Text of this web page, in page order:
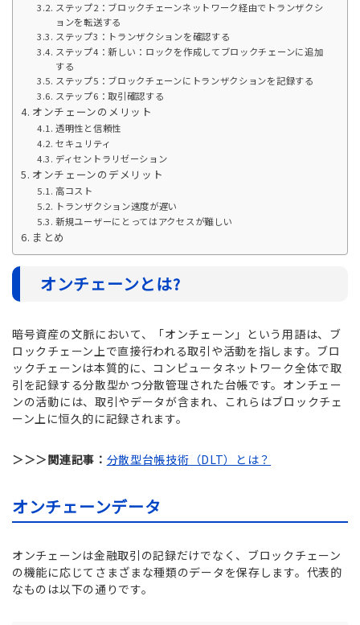
ステップ2：ブロックチェーンネットワーク経由でトランザクシ
ョンを転送する
ステップ3：トランザクションを確認する
ステップ4：新しい：ロックを作成してブロックチェーンに追加
する
ステップ5：ブロックチェーンにトランザクションを記録する
ステップ6：取引確認する
オンチェーンのメリット
透明性と信頼性
セキュリティ
ディセントラリゼーション
オンチェーンのデメリット
高コスト
トランザクション速度が遅い
新規ユーザーにとってはアクセスが難しい
まとめ
オンチェーンとは?
暗号資産の文脈において、「オンチェーン」という用語は、ブ
ロックチェーン上で直接行われる取引や活動を指します。ブロ
ックチェーンは本質的に、コンピュータネットワーク全体で取
引を記録する分散型かつ分散管理された台帳です。オンチェー
ンの活動には、取引やデータが含まれ、これらはブロックチェ
ーン上に恒久的に記録されます。
＞＞＞関連記事： 分散型台帳技術（DLT）とは？
オンチェーンデータ
オンチェーンは金融取引の記録だけでなく、ブロックチェーン
の機能に応じてさまざまな種類のデータを保存します。代表的
なものは以下の通りです。